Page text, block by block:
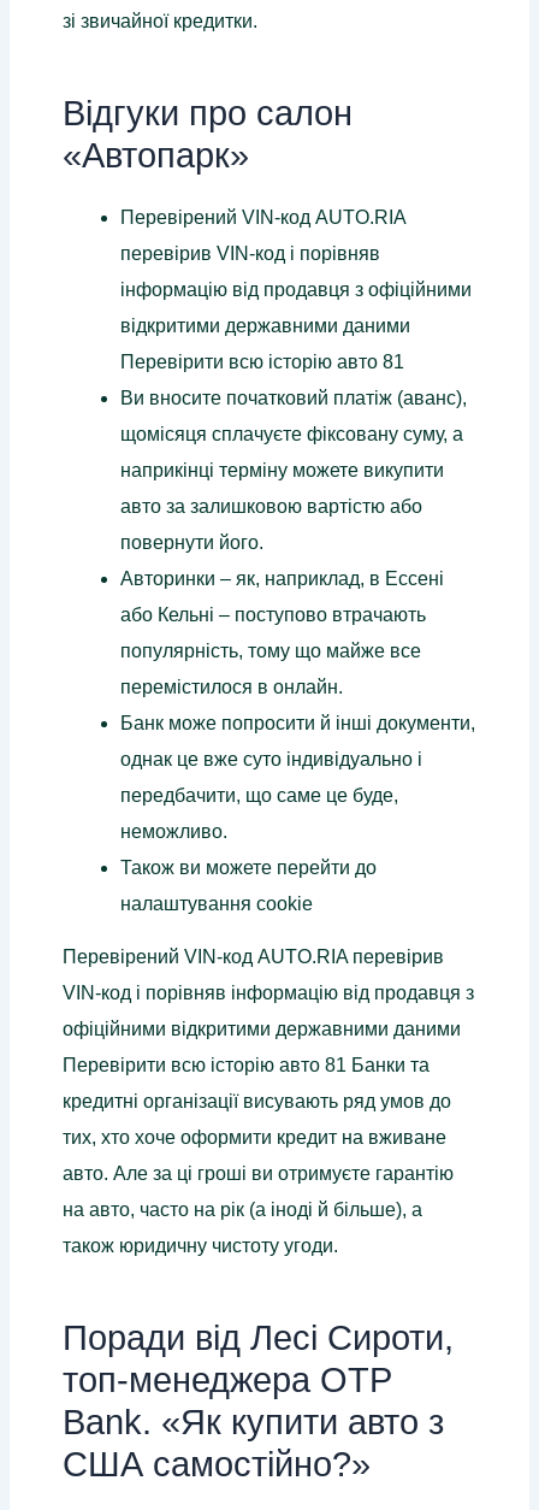
зі звичайної кредитки.
Відгуки про салон
«Автопарк»
Перевірений VIN-код AUTO.RIA
перевірив VIN-код і порівняв
інформацію від продавця з офіційними
відкритими державними даними
Перевірити всю історію авто 81
Ви вносите початковий платіж (аванс),
щомісяця сплачуєте фіксовану суму, а
наприкінці терміну можете викупити
авто за залишковою вартістю або
повернути його.
Авторинки – як, наприклад, в Ессені
або Кельні – поступово втрачають
популярність, тому що майже все
перемістилося в онлайн.
Банк може попросити й інші документи,
однак це вже суто індивідуально і
передбачити, що саме це буде,
неможливо.
Також ви можете перейти до
налаштування cookie
Перевірений VIN-код AUTO.RIA перевірив
VIN-код і порівняв інформацію від продавця з
офіційними відкритими державними даними
Перевірити всю історію авто 81 Банки та
кредитні організації висувають ряд умов до
тих, хто хоче оформити кредит на вживане
авто. Але за ці гроші ви отримуєте гарантію
на авто, часто на рік (а іноді й більше), а
також юридичну чистоту угоди.
Поради від Лесі Сироти,
топ-менеджера OTP
Bank. «Як купити авто з
США самостійно?»